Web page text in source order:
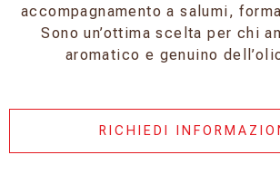
accompagnamento a salumi,
Sono un’ottima scelta per chi
aromatico e genuino
RICHIEDI